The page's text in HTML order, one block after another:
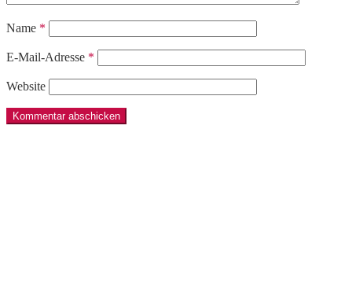
Name *
E-Mail-Adresse *
Website